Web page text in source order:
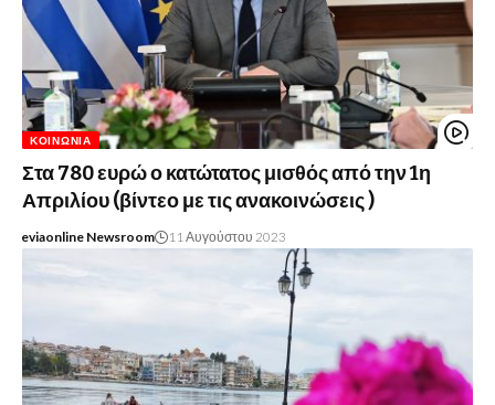
ΚΟΙΝΩΝΊΑ
Στα 780 ευρώ ο κατώτατος μισθός από την 1η
Απριλίου (βίντεο με τις ανακοινώσεις )
eviaonline Newsroom 11 Αυγούστου 2023